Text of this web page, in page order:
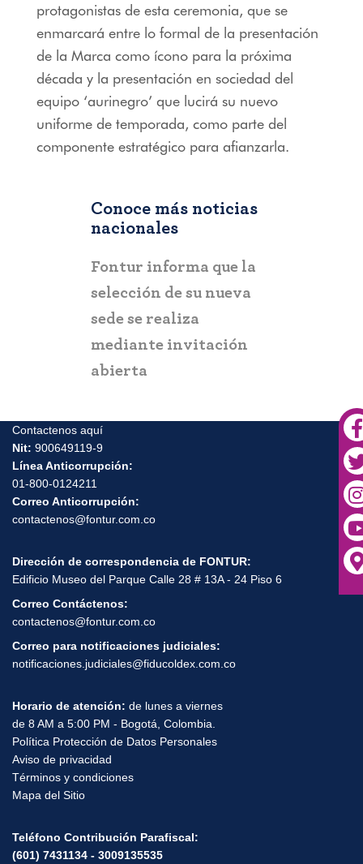
protagonistas de esta ceremonia, que se
enmarcará entre lo formal de la presentación
de la Marca como ícono para la próxima
década y la presentación en sociedad del
equipo ‘aurinegro’ que lucirá su nuevo
uniforme de temporada, como parte del
componente estratégico para afianzarla.
Conoce más noticias
nacionales
Fontur informa que la
selección de su nueva
sede se realiza
mediante invitación
abierta
COLOMBIA
Urabá
Contactenos aquí
Nit: 900649119-9
Línea Anticorrupción:
01-800-0124211
Correo Anticorrupción:
contactenos@fontur.com.co
Dirección de correspondencia de FONTUR:
Edificio Museo del Parque Calle 28 # 13A - 24 Piso 6
Correo Contáctenos:
contactenos@fontur.com.co
Correo para notificaciones judiciales:
notificaciones.judiciales@fiducoldex.com.co
Horario de atención: de lunes a viernes
de 8 AM a 5:00 PM - Bogotá, Colombia.
Política Protección de Datos Personales
Aviso de privacidad
Términos y condiciones
Mapa del Sitio
Teléfono Contribución Parafiscal: